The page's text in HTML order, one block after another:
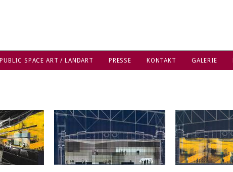
PUBLIC SPACE ART / LANDART PRESSE KONTAKT GALERIE